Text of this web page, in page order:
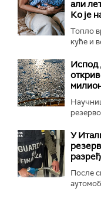
али
Ко је
Топло
куће и
Испод
У
После